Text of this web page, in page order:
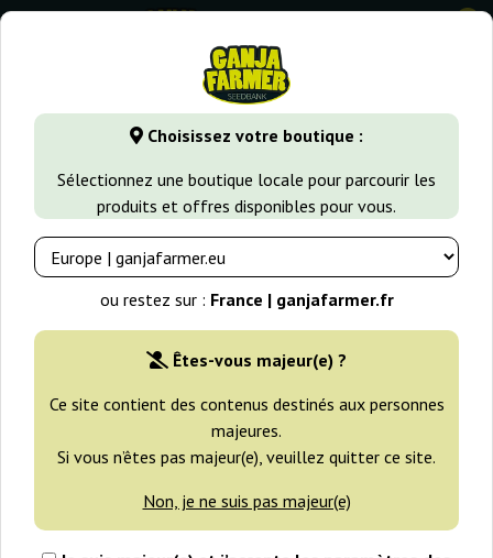
Choisissez votre boutique :
Sélectionnez une boutique locale pour parcourir les
produits et offres disponibles pour vous.
ou restez sur : France | ganjafarmer.fr
Êtes-vous majeur(e) ?
Ce site contient des contenus destinés aux personnes
majeures.
Si vous n’êtes pas majeur(e), veuillez quitter ce site.
Non, je ne suis pas majeur(e)
0
GanjaFarmer.fr Types de Graines Graines de Cannabis
-25%
+gratisie